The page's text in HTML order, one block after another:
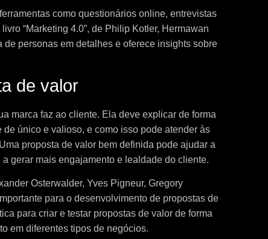
como questionários online, entrevistas
“Marketing 4.0”, de Philip Kotler, Hermawan
personas em detalhes e oferece insights sobre
de valor
marca faz ao cliente. Ela deve explicar de forma
único e valioso, e como isso pode atender às
proposta de valor bem definida pode ajudar a
gerar mais engajamento e lealdade do cliente.
Osterwalder, Yves Pigneur, Gregory
para o desenvolvimento de propostas de
para criar e testar propostas de valor de forma
em diferentes tipos de negócios.